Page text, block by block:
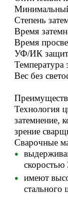
Степень
Время
Время
УФ/ИК
Температура
Вес без
Технология
затемнение,
зрение
Сварочные
скоростью
имеют
стального